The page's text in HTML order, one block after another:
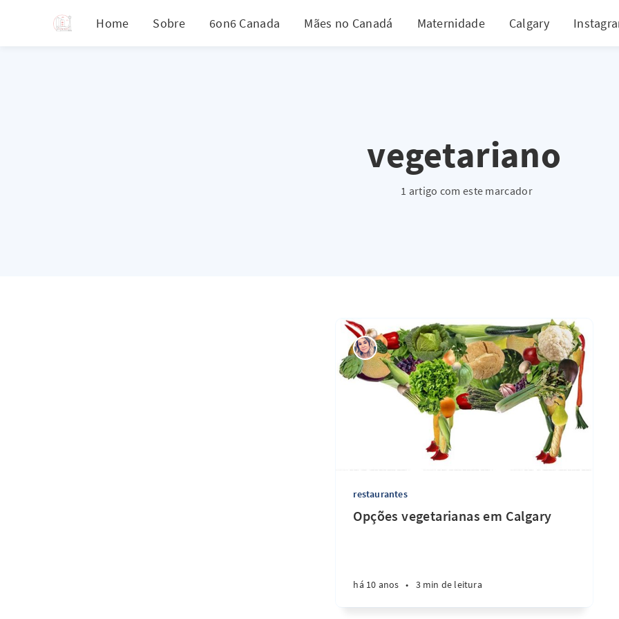
Home Sobre 6on6 Canada Mães no Canadá Maternidade Calgary
vegetariano
1 artigo com este marcador
restaurantes
Opções vegetarianas em Calgary
há 10 anos • 3 min de leitura